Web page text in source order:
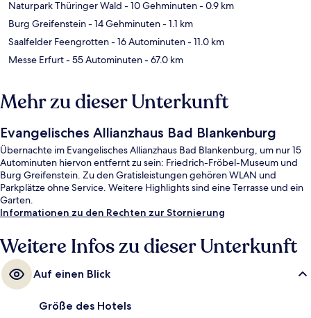
Naturpark Thüringer Wald - 10 Gehminuten- 0.9 km
Burg Greifenstein- 14 Gehminuten- 1.1 km
Saalfelder Feengrotten- 16 Autominuten- 11.0 km
Messe Erfurt- 55 Autominuten- 67.0 km
Mehr zu dieser Unterkunft
Evangelisches Allianzhaus Bad Blankenburg
Übernachte im Evangelisches Allianzhaus Bad Blankenburg, um nur 15
Autominuten hiervon entfernt zu sein: Friedrich-Fröbel-Museum und
Burg Greifenstein. Zu den Gratisleistungen gehören WLAN und
Parkplätze ohne Service. Weitere Highlights sind eine Terrasse und ein
Garten.
Informationen zu den Rechten zur Stornierung
Weitere Infos zu dieser Unterkunft
Auf einen Blick
Größe des Hotels